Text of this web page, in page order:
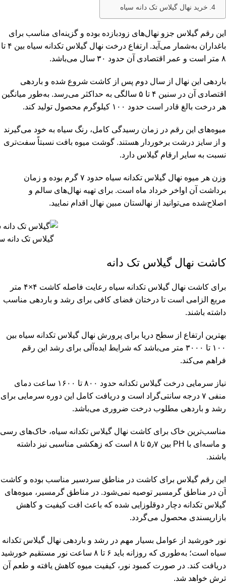
خرید نهال گیلاس تک دانه سیاه
این رقم گیلاس جزو نهال‌های زودبازده بوده و گزینه‌ای مناسب برای
باغداران به‌شمار می‌آید. ارتفاع درخت نهال گیلاس تکدانه سیاه بین ۴ تا
۸ متر است و عمر اقتصادی آن حدود ۳۰ سال می‌باشد.
باردهی این نهال از سال دوم پس از کاشت شروع شده و باردهی
اقتصادی آن در سنین ۴ تا ۵ سالگی به حداکثر می‌رسد. به‌طور میانگین
هر درخت بالغ قادر است حدود ۱۰۰ کیلوگرم محصول تولید کند.
میوه‌های این رقم در زمان رسیدگی کامل، رنگ سیاه به خود می‌گیرند
و از سایز درشت برخوردار هستند. گوشت میوه بافت نسبتاً سفت‌تری
نسبت به سایر ارقام گیلاس دارد.
وزن هر میوه نهال گیلاس تکدانه سیاه حدود ۷ گرم بوده و زمان
برداشت آن اواخر خرداد ماه است. برای تهیه نهال‌های سالم و
اصلاح‌شده می‌توانید از نهالستان مبین نهال اقدام نمایید.
گیلاس تک دانه
کاشت نهال گیلاس تک دانه
برای کاشت نهال گیلاس تکدانه سیاه رعایت فاصله کاشت ۴×۴ متر
مربع الزامی است تا درختان فضای کافی برای رشد و باردهی مناسب
داشته باشند.
بهترین ارتفاع از سطح دریا برای پرورش نهال گیلاس تکدانه سیاه بین
۱۰۰ تا ۳۰۰۰ متر می‌باشد که شرایط ایده‌آلی برای رشد این رقم
فراهم می‌کند.
نیاز سرمایی درخت گیلاس تکدانه حدود ۸۰۰ تا ۱۶۰۰ ساعت دمای
منفی ۷ درجه سانتی‌گراد است و دریافت کامل این دوره سرمایی برای
رشد و باردهی مطلوب درخت ضروری می‌باشد.
مناسب‌ترین خاک برای کاشت نهال گیلاس تکدانه سیاه، خاک‌های رسی
و ماسه‌ای با PH بین ۵٫۷ تا ۸ است که زهکشی مناسبی نیز داشته
باشند.
این رقم گیلاس برای کاشت در مناطق سردسیر مناسب بوده و کاشت
آن در مناطق گرمسیر توصیه نمی‌شود. در مناطق گرمسیر، میوه‌های
گیلاس تکدانه دچار دوقلوزایی شده که باعث افت کیفیت و کاهش
بازارپسندی محصول می‌گردد.
نور خورشید از عوامل بسیار مهم در رشد و باردهی نهال گیلاس تکدانه
سیاه است؛ به‌طوری که روزانه باید ۶ تا ۸ ساعت نور مستقیم خورشید
دریافت کند. در صورت کمبود نور، کیفیت میوه کاهش یافته و طعم آن
ترش خواهد شد.